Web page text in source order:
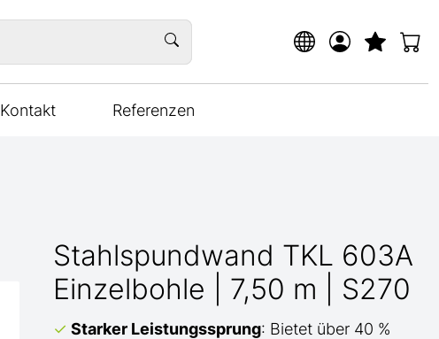
Kontakt Referenzen
Stahlspundwand TKL 603A
Einzelbohle | 7,50 m | S270
Starker Leistungssprung: Bietet über 40 %